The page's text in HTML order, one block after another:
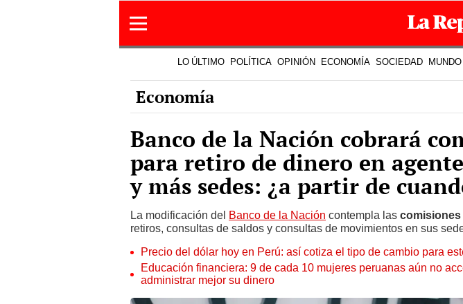
Economía
Banco de la Nación cobrará
para retiro de dinero en
y más sedes: ¿a partir de
retiros, consultas de saldos y consultas de movimientos en sus
Educación financiera: 9 de cada 10 mujeres peruanas aún no
administrar mejor su dinero